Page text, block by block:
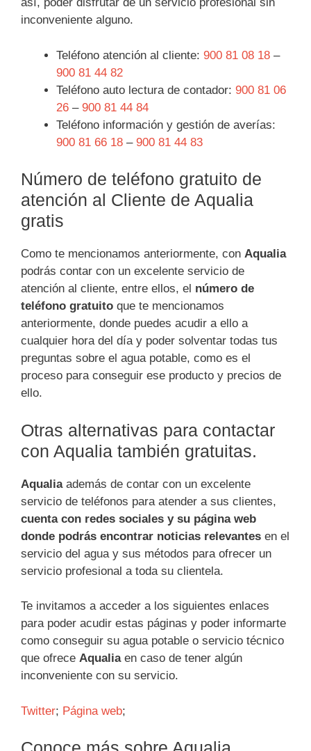
inconveniente alguno.
Teléfono atención al cliente: 900 81 08 18 –
900 81 44 82
Teléfono auto lectura de contador: 900 81 06
26 – 900 81 44 84
Teléfono información y gestión de averías:
900 81 66 18 – 900 81 44 83
Número de teléfono gratuito de
atención al Cliente de Aqualia
gratis
Como te mencionamos anteriormente, con Aqualia
podrás contar con un excelente servicio de
atención al cliente, entre ellos, el número de
teléfono gratuito que te mencionamos
anteriormente, donde puedes acudir a ello a
cualquier hora del día y poder solventar todas tus
preguntas sobre el agua potable, como es el
proceso para conseguir ese producto y precios de
ello.
Otras alternativas para contactar
con Aqualia también gratuitas.
Aqualiaademás de contar con un excelente
servicio de teléfonos para atender a sus clientes,
cuenta con redes sociales y su página web
donde podrás encontrar noticias relevantes en el
servicio del agua y sus métodos para ofrecer un
servicio profesional a toda su clientela.
Te invitamos a acceder a los siguientes enlaces
para poder acudir estas páginas y poder informarte
como conseguir su agua potable o servicio técnico
que ofrece Aqualiaen caso de tener algún
inconveniente con su servicio.
Twitter; Página web;